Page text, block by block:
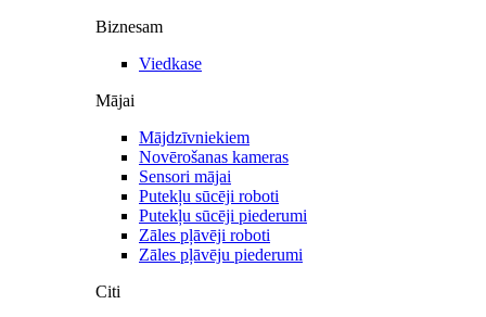
Biznesam
Viedkase
Mājai
Mājdzīvniekiem
Novērošanas kameras
Sensori mājai
Putekļu sūcēji roboti
Putekļu sūcēji piederumi
Zāles pļāvēji roboti
Zāles pļāvēju piederumi
Citi